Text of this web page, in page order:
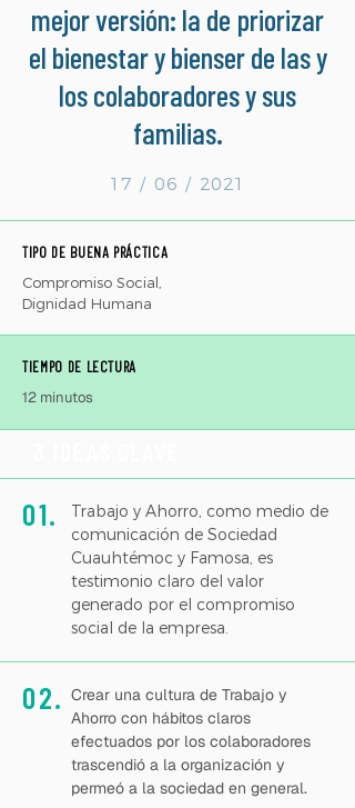
mejor versión: la de priorizar
el bienestar y bienser de las y
los colaboradores y sus
familias.
17 / 06 / 2021
TIPO DE BUENA PRÁCTICA
Compromiso Social,
Dignidad Humana
TIEMPO DE LECTURA
12 minutos
01.
Trabajo y Ahorro, como medio de
comunicación de Sociedad
Cuauhtémoc y Famosa, es
testimonio claro del valor
generado por el compromiso
social de la empresa.
02. Crear una cultura de Trabajo y
Ahorro con hábitos claros
efectuados por los colaboradores
trascendió a la organización y
permeó a la sociedad en general.